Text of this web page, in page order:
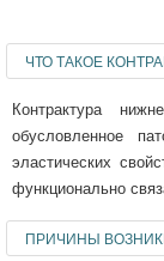
ЧТО ТАКОЕ
Контрактура
обусловленное
эластических
функционально
ПРИЧИНЫ